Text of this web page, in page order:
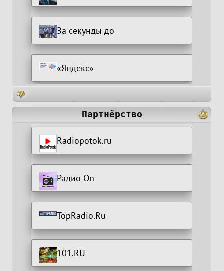
За секунды до
«Яндекс»
Партнёрство
Radiopotok.ru
Радио On
TopRadio.Ru
101.RU